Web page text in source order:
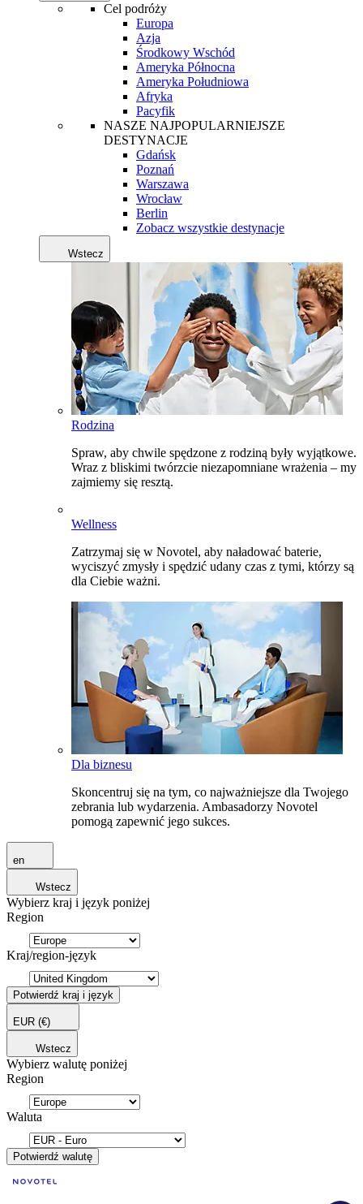
Cel podróży
Europa
Azja
Środkowy Wschód
Ameryka Północna
Ameryka Południowa
Afryka
Pacyfik
NASZE NAJPOPULARNIEJSZE
DESTYNACJE
Gdańsk
Poznań
Warszawa
Wrocław
Berlin
Zobacz wszystkie destynacje
Wstecz
Rodzina
Spraw, aby chwile spędzone z rodziną były wyjątkowe.
Wraz z bliskimi twórzcie niezapomniane wrażenia – my
zajmiemy się resztą.
Wellness
Zatrzymaj się w Novotel, aby naładować baterie,
wyciszyć zmysły i spędzić udany czas z tymi, którzy są
dla Ciebie ważni.
Dla biznesu
Skoncentruj się na tym, co najważniejsze dla Twojego
zebrania lub wydarzenia. Ambasadorzy Novotel
pomogą zapewnić jego sukces.
en
Wstecz
Wybierz kraj i język poniżej
Region
Kraj/region-język
Potwierdź kraj i język
EUR (€)
Wstecz
Wybierz walutę poniżej
Region
Waluta
Potwierdź walutę